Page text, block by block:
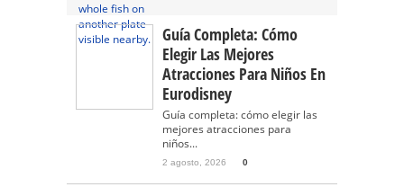
Guía Completa: Cómo
Elegir Las Mejores
Atracciones Para Niños En
Eurodisney
Guía completa: cómo elegir las
mejores atracciones para
niños...
2 agosto, 2026 0